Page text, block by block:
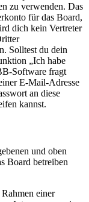
zu verwenden. Das
für das Board,
dich kein Vertreter
Solltest du dein
„Ich habe
Software fragt
E-Mail-Adresse
an diese
kannst.
und oben
Board betreiben
einer